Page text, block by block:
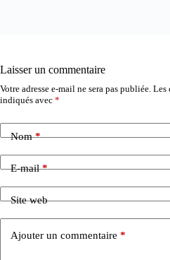
Laisser un commentaire
Votre adresse e-mail ne sera pas publiée. Les
indiqués avec *
Nom*
E-mail*
Site web
Ajouter un commentaire *